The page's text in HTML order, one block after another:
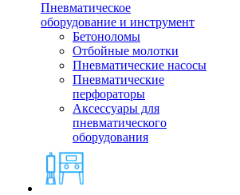
Пневматическое
оборудование и инструмент
Бетоноломы
Отбойные молотки
Пневматические насосы
Пневматические
перфораторы
Аксессуары для
пневматического
оборудования